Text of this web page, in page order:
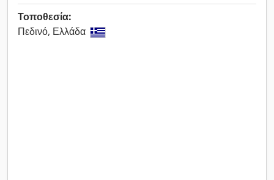
Τοποθεσία:
Πεδινό, Ελλάδα